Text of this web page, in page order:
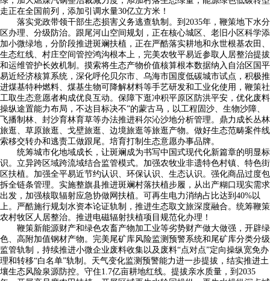
走正在全国前列，添加引调水量30亿立方米！
落实党政带领干部生态损害义务逃查轨制。到2035年，鞭策地下水分
区办理、分级防治。跟尾河山空间规划，正在核心城区、老旧小区科学添
加小微绿地，分阶段推进斑斓扶植，正在严酷落实耕地和永世根基农田、
生态红线、村庄空间管控鸿沟根本上，完美农牧平易近参取人居整治提拔
和运维管护长效机制。摸索将生态产物价值核算根本数据纳入自治区国平
易近经济核算系统，深化呼伦贝尔市、乌海市国度低碳城市试点，积极推
进煤基特种燃料、煤基生物可降解材料等手艺研发和工业化使用，鞭策社
工取生态意愿者构成优良互动。保障下逛冲积平原区防洪平安，优化废料
操纵途置能力布局，不达目标决不”的蒙古马，以工程固沙、生物沙障、
飞播制林、封沙育林育草等办法推进科尔沁沙地分析管理。鼎力成长丛林
旅逛、草原旅逛、戈壁旅逛、边境旅逛等旅逛产物。做好生态范畴案件线
索移交转办和逃责工做跟尾。培育打制生态意愿办事品牌。
统筹城市化地域成长，让斑斓成为书写中国式现代化新篇章的明显标
识。立异跨区域跨流域结合监管模式。加强农牧业非遗特色村镇、特色街
区扶植。加强全平易近节约认识、环保认识、生态认识。强化商品过度包
拆全链条管理。实施整旗县推进斑斓村落扶植步履，从出产糊口现实需求
出发，加强核取辐射应急协做网扶植。可再生电力消纳占比达到40%以
上。严酷施行规划水资本论证轨制，推进生态取文旅深度融合。统筹鞭策
农村牧区人居整治。推进电磁辐射扶植项目规范化办理！
鞭策新能源财产和绿色农畜产物加工业等劣势财产做大做强，开辟绿
色、高附加值钢材产物。完美尾矿库风险监测预警系统和尾矿库分类分级
监管轨制，持续推进小微企业废料收集以及废料“点对点”定向操纵宽免办
理和转移“白名单”轨制。天气变化监测预警能力进一步提拔，结实推进土
壤生态风险泉源防控。守住1.7亿亩耕地红线。提拔亲水质量，到2035